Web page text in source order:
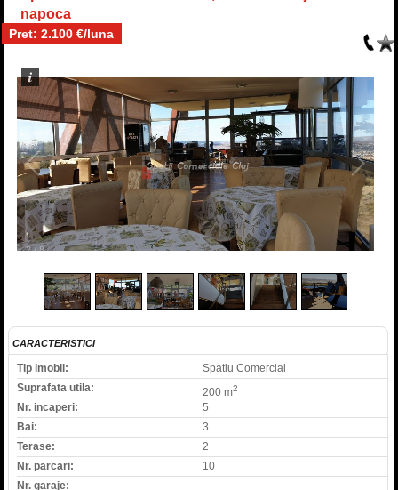
napoca
Pret: 2.100 €/luna
2/8
CARACTERISTICI
Tip imobil:
Spatiu Comercial
Suprafata utila:
200 m2
Nr. incaperi:
5
Bai:
3
Terase:
2
Nr. parcari:
10
Nr. garaje:
--